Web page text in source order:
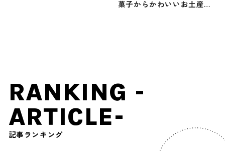
菓子からかわいいお土産・
RANKING -
ARTICLE-
記事ランキング